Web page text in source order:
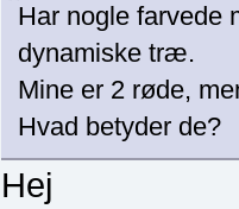
Har nogle farvede
dynamiske træ.
Mine er 2 røde,
Hvad betyder de?
Hej